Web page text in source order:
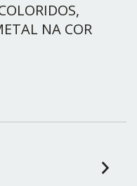
NA COR